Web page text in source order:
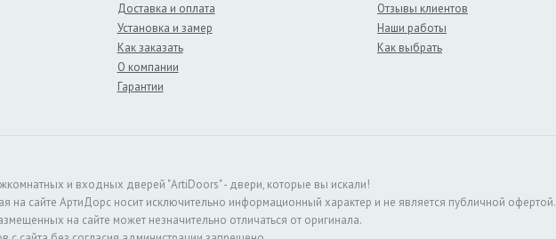
Доставка и оплата
Установка и замер
Как заказать
О компании
Гарантии
Отзывы клиентов
Наши работы
Как выбрать
и входных дверей "ArtiDoors" - двери, которые вы искали!
на сайте АртиДорс носит исключительно информационный характер и не является публичной офертой.
на сайте может незначительно отличаться от оригинала.